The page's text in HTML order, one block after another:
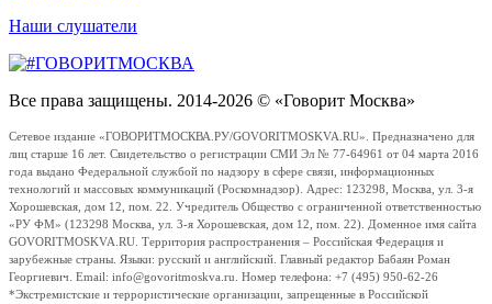
Наши слушатели
Все права защищены. 2014-2026 © «Говорит Москва»
Сетевое издание «ГОВОРИТМОСКВА.РУ/GOVORITMOSKVA.RU». Предназначено для
лиц старше 16 лет. Свидетельство о регистрации СМИ Эл № 77-64961 от 04 марта 2016
года выдано Федеральной службой по надзору в сфере связи, информационных
технологий и массовых коммуникаций (Роскомнадзор). Адрес: 123298, Москва, ул. 3-я
Хорошевская, дом 12, пом. 22. Учредитель Общество с ограниченной ответственностью
«РУ ФМ» (123298 Москва, ул. 3-я Хорошевская, дом 12, пом. 22). Доменное имя сайта
GOVORITMOSKVA.RU. Территория распространения – Российская Федерация и
зарубежные страны. Языки: русский и английский. Главный редактор Бабаян Роман
Георгиевич. Email: info@govoritmoskva.ru. Номер телефона: +7 (495) 950-62-26
*Экстремистские и террористические организации, запрещенные в Российской